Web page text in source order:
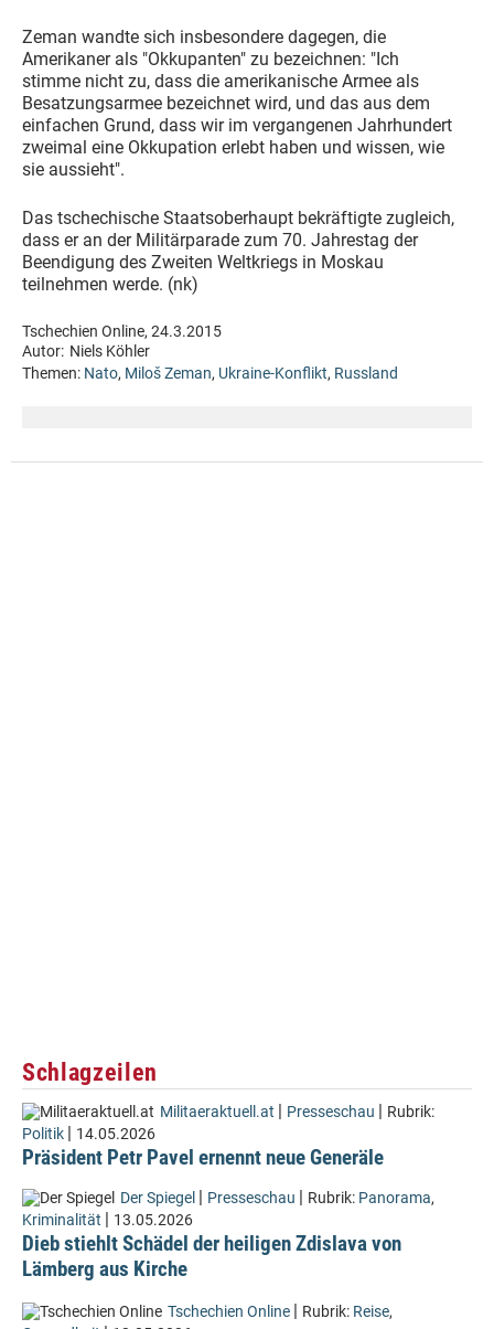
Zeman wandte sich insbesondere dagegen, die
Amerikaner als "Okkupanten" zu bezeichnen: "Ich
stimme nicht zu, dass die amerikanische Armee als
Besatzungsarmee bezeichnet wird, und das aus dem
einfachen Grund, dass wir im vergangenen Jahrhundert
zweimal eine Okkupation erlebt haben und wissen, wie
sie aussieht".
Das tschechische Staatsoberhaupt bekräftigte zugleich,
dass er an der Militärparade zum 70. Jahrestag der
Beendigung des Zweiten Weltkriegs in Moskau
teilnehmen werde. (nk)
Tschechien Online, 24.3.2015
Autor: Niels Köhler
Themen: Nato, Miloš Zeman, Ukraine-Konflikt, Russland
Schlagzeilen
Militaeraktuell.at | Presseschau | Rubrik:
Politik | 14.05.2026
Präsident Petr Pavel ernennt neue Generäle
Der Spiegel | Presseschau | Rubrik: Panorama,
Kriminalität | 13.05.2026
Dieb stiehlt Schädel der heiligen Zdislava von
Lämberg aus Kirche
Tschechien Online | Rubrik: Reise,